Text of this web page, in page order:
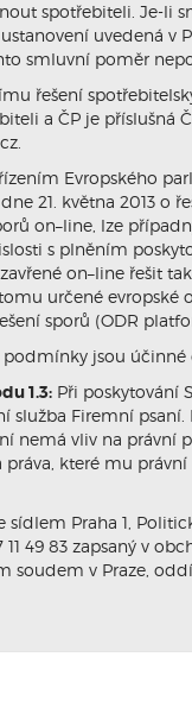
spotřebiteli. Je-li
uvedená v
smluvní poměr
řešení
a ČP je příslušná
Evropského
21. května 2013 o
on–line, lze
s plněním
on–line řešit
určené evropské
sporů (ODR
jsou účinné
1.3: Při poskytování
služba Firemní psaní.
nemá vliv na právní
práva, které mu
sídlem Praha 1,
11 49 83 zapsaný v
soudem v Praze,